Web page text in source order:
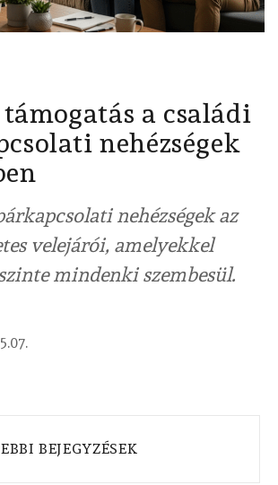
a családi
nehézségek
nehézségek az
velejárói, amelyekkel
mindenki szembesül.
BEJEGYZÉSEK